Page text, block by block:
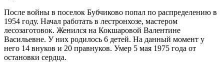
После войны в поселок Бубчиково попал по распределению в
1954 году. Начал работать в лестронхозе, мастером
лесозаготовок. Женился на Кокшаровой Валентине
Васильевне. У них родилось 6 детей. На данный момент у
него 14 внуков и 20 правнуков. Умер 5 мая 1975 года от
остановки сердца.